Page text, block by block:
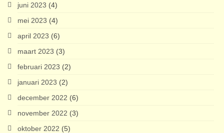
juni 2023 (4)
mei 2023 (4)
april 2023 (6)
maart 2023 (3)
februari 2023 (2)
januari 2023 (2)
december 2022 (6)
november 2022 (3)
oktober 2022 (5)